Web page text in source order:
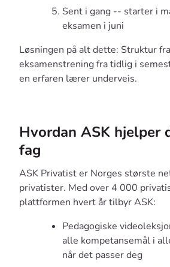
Sent i gang -- starter i
eksamen i juni
Løsningen på alt dette: Struktur
eksamenstrening fra tidlig i
en erfaren lærer underveis.
Hvordan ASK hjelper
fag
ASK Privatist er Norges største
privatister. Med over 4 000
plattformen hvert år tilbyr ASK:
Pedagogiske
alle kompetansemål i
når det passer deg